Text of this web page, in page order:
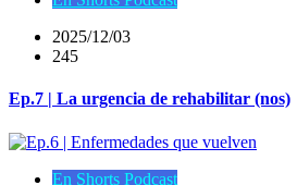
2025/12/03
245
Ep.7 | La urgencia de rehabilitar (nos)
En Shorts Podcast